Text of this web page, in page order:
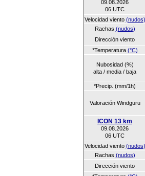
09.08.2026
06 UTC
Velocidad viento (nudos)
Rachas (nudos)
Dirección viento
*Temperatura (°C)
Nubosidad (%)
alta / media / baja
*Precip. (mm/1h)
Valoración Windguru
ICON 13 km
09.08.2026
06 UTC
Velocidad viento (nudos)
Rachas (nudos)
Dirección viento